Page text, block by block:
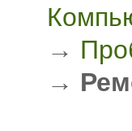
→
→